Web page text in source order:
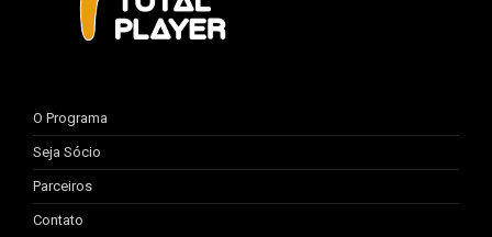
O Programa
Seja Sócio
Parceiros
Contato